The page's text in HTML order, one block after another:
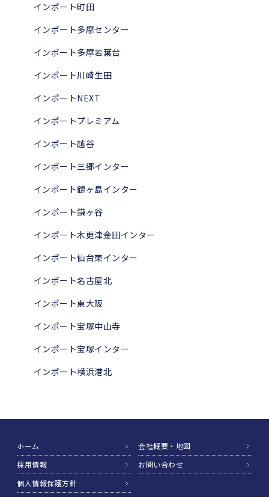
インポート町田
インポート多摩センター
インポート多摩若葉台
インポート川崎生田
インポートNEXT
インポートプレミアム
インポート越谷
インポート三郷インター
インポート鶴ヶ島インター
インポート鎌ヶ谷
インポート木更津金田インター
インポート仙台東インター
インポート名古屋北
インポート東大阪
インポート宝塚中山寺
インポート宝塚インター
インポート横浜港北
ホーム
会社概要・地図
採用情報
お問い合わせ
個人情報保護方針